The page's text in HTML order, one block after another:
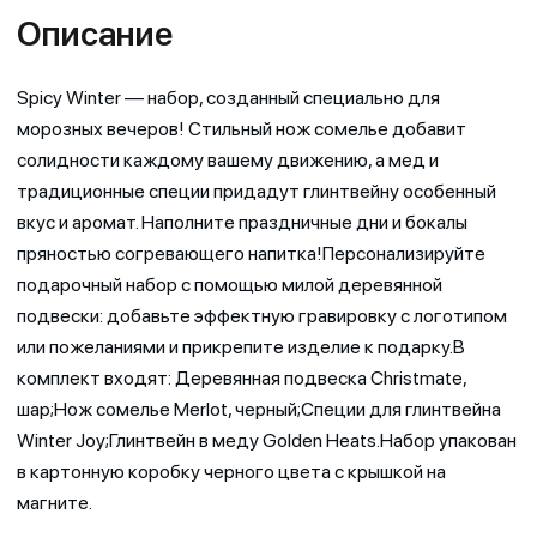
Описание
Spicy Winter — набор, созданный специально для
морозных вечеров! Стильный нож сомелье добавит
солидности каждому вашему движению, а мед и
традиционные специи придадут глинтвейну особенный
вкус и аромат. Наполните праздничные дни и бокалы
пряностью согревающего напитка!Персонализируйте
подарочный набор с помощью милой деревянной
подвески: добавьте эффектную гравировку с логотипом
или пожеланиями и прикрепите изделие к подарку.В
комплект входят: Деревянная подвеска Christmate,
шар;Нож сомелье Merlot, черный;Специи для глинтвейна
Winter Joy;Глинтвейн в меду Golden Heats.Набор упакован
в картонную коробку черного цвета с крышкой на
магните.